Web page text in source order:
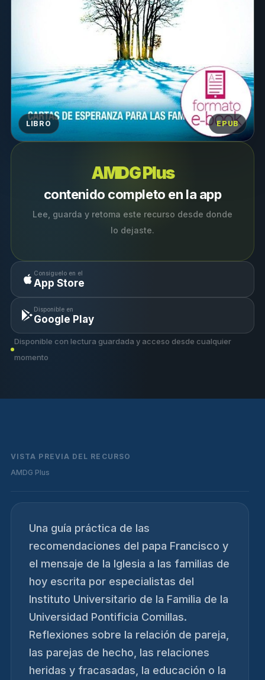
LIBRO EPUB
AMDG Plus
contenido completo en la app
Lee, guarda y retoma este recurso desde donde
lo dejaste.
Consíguelo en el
App Store
Disponible en
Google Play
Disponible con lectura guardada y acceso desde cualquier
momento
VISTA PREVIA DEL RECURSO
AMDG Plus
Una guía práctica de las
recomendaciones del papa Francisco y
el mensaje de la Iglesia a las familias de
hoy escrita por especialistas del
Instituto Universitario de la Familia de la
Universidad Pontificia Comillas.
Reflexiones sobre la relación de pareja,
las parejas de hecho, las relaciones
heridas y fracasadas, la educación o la